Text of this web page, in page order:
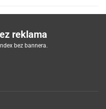
reklama
bez bannera.